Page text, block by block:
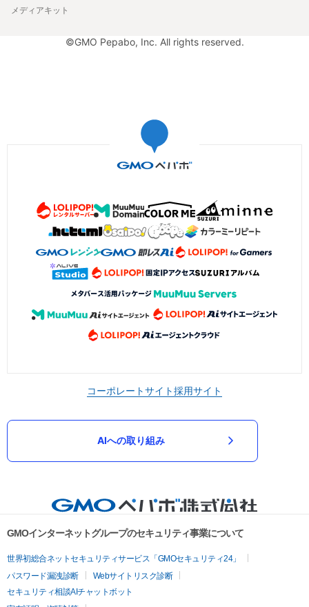
メディアキット
©GMO Pepabo, Inc. All rights reserved.
コーポレートサイト採用サイト
AIへの取り組み
GMOインターネットグループのセキュリティ事業について
世界初総合ネットセキュリティサービス「GMOセキュリティ24」
パスワード漏洩診断
Webサイトリスク診断
セキュリティ相談AIチャットボット